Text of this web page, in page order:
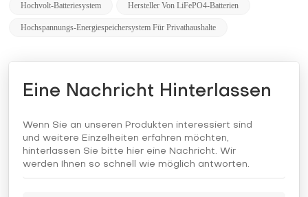
Hochvolt-Batteriesystem Hersteller Von LiFePO4-Batterien
Hochspannungs-Energiespeichersystem Für Privathaushalte
Eine Nachricht Hinterlassen
Wenn Sie an unseren Produkten interessiert sind
und weitere Einzelheiten erfahren möchten,
hinterlassen Sie bitte hier eine Nachricht. Wir
werden Ihnen so schnell wie möglich antworten.